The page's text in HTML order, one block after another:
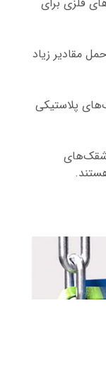
مقادیر زیاد
پلاستیکی